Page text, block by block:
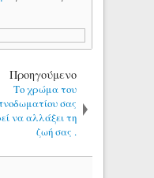
Προηγούμενο
Το χρώμα του
σας
να αλλάξει τη
ζωή σας .